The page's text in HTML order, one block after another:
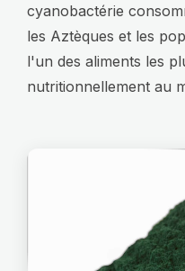
cyanobactérie
les Aztèques et les
l'un des aliments les
nutritionnellement au